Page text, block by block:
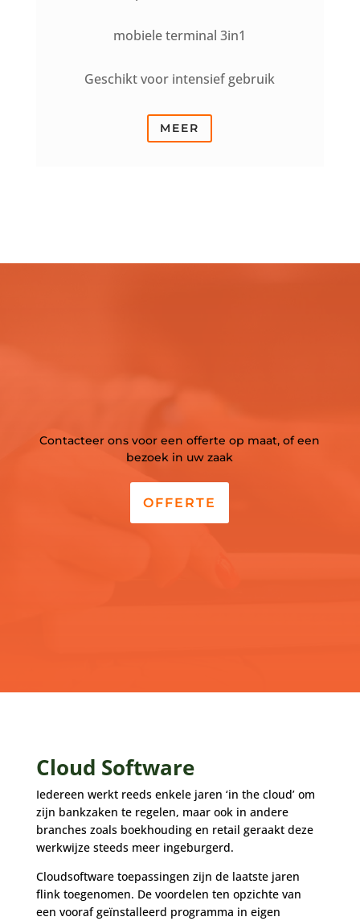
mobiele terminal 3in1
Geschikt voor intensief gebruik
MEER
Contacteer ons voor een offerte op maat, of een
bezoek in uw zaak
OFFERTE
Cloud Software
Iedereen werkt reeds enkele jaren ‘in the cloud’ om
zijn bankzaken te regelen, maar ook in andere
branches zoals boekhouding en retail geraakt deze
werkwijze steeds meer ingeburgerd.
Cloudsoftware toepassingen zijn de laatste jaren
flink toegenomen. De voordelen ten opzichte van
een vooraf geïnstalleerd programma in eigen